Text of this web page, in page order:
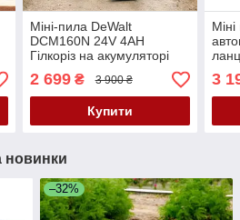
Міні-пила DeWalt
DCM160N 24V 4AH
Гілкоріз на акумуляторі
Мініпила з автоматичним
змащенням ланцюга
2 699₴ 3 900 ₴
Купити
3
новинки
–32%